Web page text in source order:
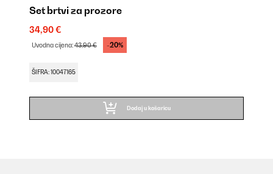
Set brtvi za prozore
34,90 €
Uvodna cijena:43,90 € -20%
ŠIFRA: 10047165
Dodaj u košaricu